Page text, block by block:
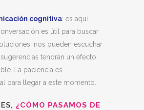
cognitiva: es aquí
es útil para buscar
nos pueden escuchar
tendrán un efecto
La paciencia es
para llegar a este momento.
¿CÓMO PASAMOS DE